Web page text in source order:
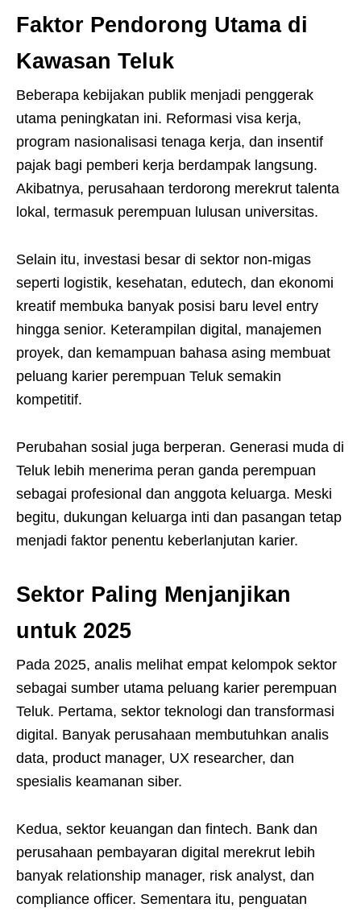
Faktor Pendorong Utama di
Kawasan Teluk
Beberapa kebijakan publik menjadi penggerak
utama peningkatan ini. Reformasi visa kerja,
program nasionalisasi tenaga kerja, dan insentif
pajak bagi pemberi kerja berdampak langsung.
Akibatnya, perusahaan terdorong merekrut talenta
lokal, termasuk perempuan lulusan universitas.
Selain itu, investasi besar di sektor non-migas
seperti logistik, kesehatan, edutech, dan ekonomi
kreatif membuka banyak posisi baru level entry
hingga senior. Keterampilan digital, manajemen
proyek, dan kemampuan bahasa asing membuat
peluang karier perempuan Teluk semakin
kompetitif.
Perubahan sosial juga berperan. Generasi muda di
Teluk lebih menerima peran ganda perempuan
sebagai profesional dan anggota keluarga. Meski
begitu, dukungan keluarga inti dan pasangan tetap
menjadi faktor penentu keberlanjutan karier.
Sektor Paling Menjanjikan
untuk 2025
Pada 2025, analis melihat empat kelompok sektor
sebagai sumber utama peluang karier perempuan
Teluk. Pertama, sektor teknologi dan transformasi
digital. Banyak perusahaan membutuhkan analis
data, product manager, UX researcher, dan
spesialis keamanan siber.
Kedua, sektor keuangan dan fintech. Bank dan
perusahaan pembayaran digital merekrut lebih
banyak relationship manager, risk analyst, dan
compliance officer. Sementara itu, penguatan